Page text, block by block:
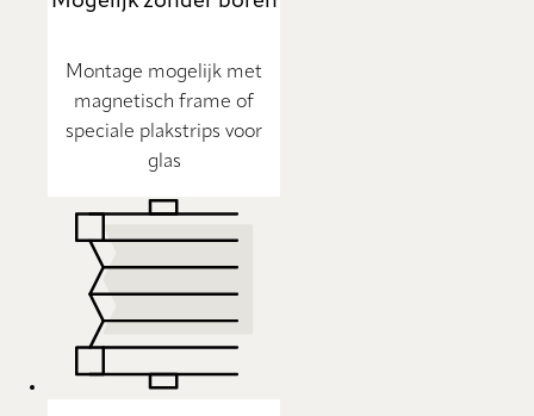
Montage mogelijk met
magnetisch frame of
speciale plakstrips voor
glas